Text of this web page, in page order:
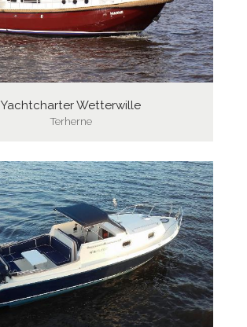
Yachtcharter Wetterwille
Terherne